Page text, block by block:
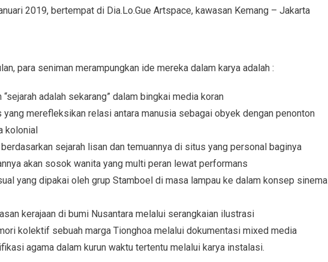
2019, bertempat di Dia.Lo.Gue Artspace, kawasan Kemang – Jakarta
para seniman merampungkan ide mereka dalam karya adalah :
adalah sekarang” dalam bingkai media koran
merefleksikan relasi antara manusia sebagai obyek dengan penonton
kolonial
sejarah lisan dan temuannya di situs yang personal baginya
akan sosok wanita yang multi peran lewat performans
yang dipakai oleh grup Stamboel di masa lampau ke dalam konsep sinema
kerajaan di bumi Nusantara melalui serangkaian ilustrasi
kolektif sebuah marga Tionghoa melalui dokumentasi mixed media
agama dalam kurun waktu tertentu melalui karya instalasi.